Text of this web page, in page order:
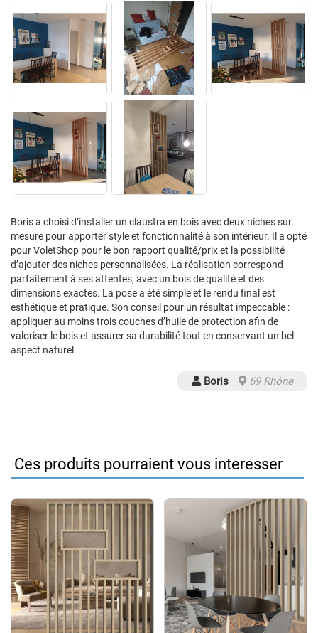
Boris a choisi d’installer un claustra en bois avec deux niches sur
mesure pour apporter style et fonctionnalité à son intérieur. Il a opté
pour VoletShop pour le bon rapport qualité/prix et la possibilité
d’ajouter des niches personnalisées. La réalisation correspond
parfaitement à ses attentes, avec un bois de qualité et des
dimensions exactes. La pose a été simple et le rendu final est
esthétique et pratique. Son conseil pour un résultat impeccable :
appliquer au moins trois couches d’huile de protection afin de
valoriser le bois et assurer sa durabilité tout en conservant un bel
aspect naturel.
Boris 69 Rhône
Ces produits pourraient vous interesser